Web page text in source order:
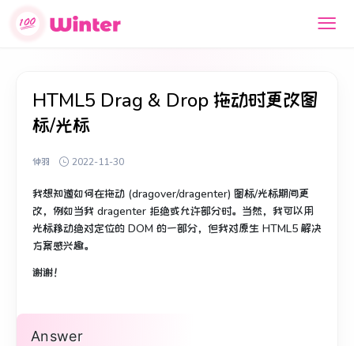
HTML5 Drag & Drop 拖动时更改图
标/光标
仲羽 2022-11-30
我想知道如何在拖动 (dragover/dragenter) 图标/光标期间更
改，例如当我 dragenter 拒绝或允许部分时。 当然，我可以用
光标移动绝对定位的 DOM 的一部分，但我对原生 HTML5 解决
方案感兴趣。
谢谢！
Answer